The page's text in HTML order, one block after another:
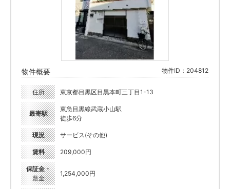
物件概要 物件ID：204812
住所 東京都目黒区目黒本町三丁目1-13
最寄駅
東急目黒線武蔵小山駅
徒歩6分
現況 サービス(その他)
賃料 209,000円
保証金・
敷金
1,254,000円